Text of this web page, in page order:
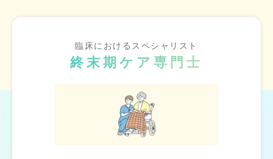
臨床におけるスペシャリスト
終末期ケア専門士